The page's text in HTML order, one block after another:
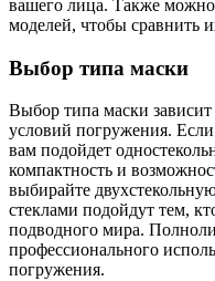
вашего лица. Также
моделей, чтобы сравнить
Выбор типа маски
Выбор типа маски
условий погружения.
вам подойдет
компактность и
выбирайте
стеклами подойдут тем,
подводного мира.
профессионального
погружения.